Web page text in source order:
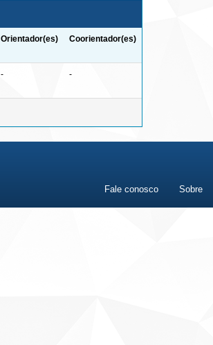
Orientador(es) Coorientador(es)
- -
Fale conosco Sobre